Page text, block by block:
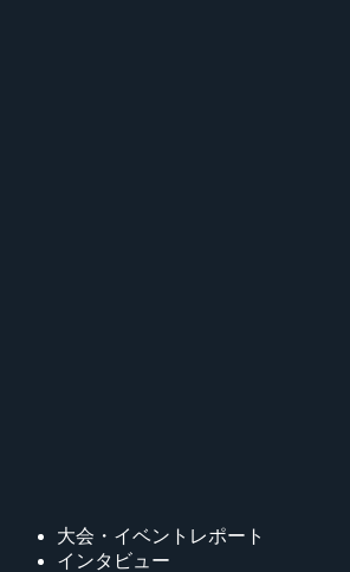
大会・イベントレポート
インタビュー